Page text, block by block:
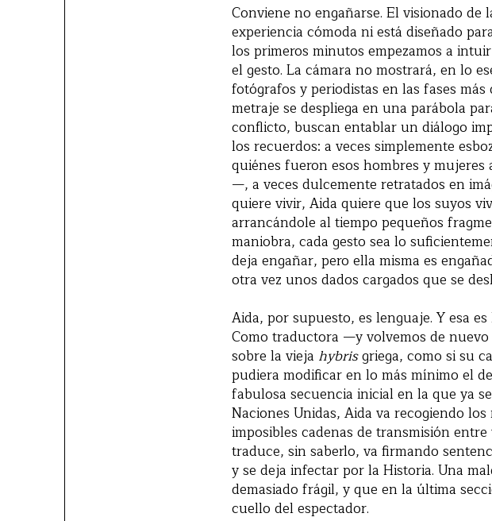
Conviene no engañarse. El visionado
experiencia cómoda ni está diseñado
los primeros minutos empezamos a
el gesto. La cámara no mostrará, en lo
fotógrafos y periodistas en las fases
metraje se despliega en una parábola
conflicto, buscan entablar un diálogo
los recuerdos: a veces simplemente
quiénes fueron esos hombres y
—, a veces dulcemente retratados en
quiere vivir, Aida quiere que los suyos
arrancándole al tiempo pequeños
maniobra, cada gesto sea lo
deja engañar, pero ella misma es
otra vez unos dados cargados que se
Aida, por supuesto, es lenguaje. Y esa
Como traductora —y volvemos de
sobre la vieja hybrisgriega, como si su
pudiera modificar en lo más mínimo el
fabulosa secuencia inicial en la que ya
Naciones Unidas, Aida va recogiendo
imposibles cadenas de transmisión
traduce, sin saberlo, va firmando
y se deja infectar por la Historia. Una
demasiado frágil, y que en la última
cuello del espectador.